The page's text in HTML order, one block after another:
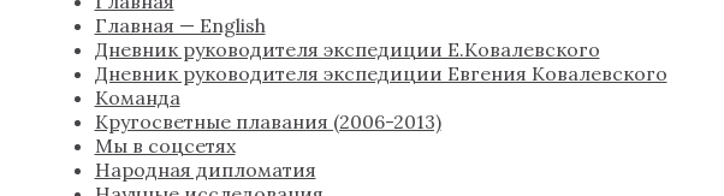
Главная — English
Дневник руководителя экспедиции Е.Ковалевского
Дневник руководителя экспедиции Евгения Ковалевского
Команда
Кругосветные плавания (2006-2013)
Мы в соцсетях
Народная дипломатия